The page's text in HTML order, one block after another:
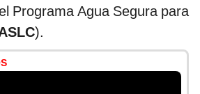
Programa Agua Segura para
).